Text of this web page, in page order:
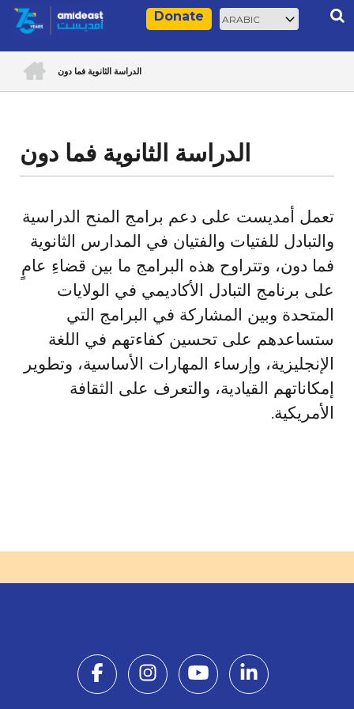
Skip
content
Donate
Select
your
Breadcrumb
الدراسة الثانوية فما دون
الدراسة الثانوية فما دون
تعمل أمديست على دعم برامج المنح الدراسية
والتبادل للفتيات والفتيان في المدارس الثانوية
فما دون، وتتراوح هذه البرامج ما بين قضاءِ عامٍ
على برنامج التبادل الأكاديمي في الولايات
المتحدة وبين المشاركة في البرامج التي
ستساعدهم على تحسين كفاءتهم في اللغة
الإنجليزية، وإرساء المهارات الأساسية، وتطوير
إمكاناتهم القيادية، والتعرف على الثقافة
الأمريكية.